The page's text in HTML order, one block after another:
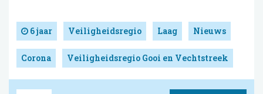
6 jaar Veiligheidsregio Laag Nieuws
Corona Veiligheidsregio Gooi en Vechtstreek